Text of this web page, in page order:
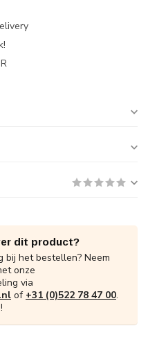
dit product?
bij het bestellen? Neem
onze
via
of +31 (0)522 78 47 00.